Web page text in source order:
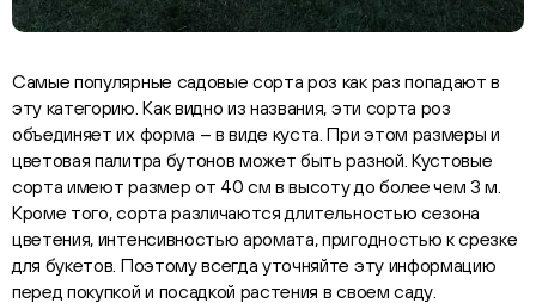
Самые популярные садовые сорта роз как раз попадают в
эту категорию. Как видно из названия, эти сорта роз
объединяет их форма – в виде куста. При этом размеры и
цветовая палитра бутонов может быть разной. Кустовые
сорта имеют размер от 40 см в высоту до более чем 3 м.
Кроме того, сорта различаются длительностью сезона
цветения, интенсивностью аромата, пригодностью к срезке
для букетов. Поэтому всегда уточняйте эту информацию
перед покупкой и посадкой растения в своем саду.